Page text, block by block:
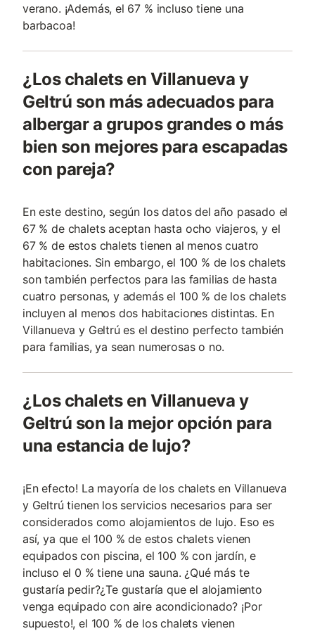
verano. ¡Además, el 67 % incluso tiene una
barbacoa!
¿Los chalets en Villanueva y
Geltrú son más adecuados para
albergar a grupos grandes o más
bien son mejores para escapadas
con pareja?
En este destino, según los datos del año pasado el
67 % de chalets aceptan hasta ocho viajeros, y el
67 % de estos chalets tienen al menos cuatro
habitaciones. Sin embargo, el 100 % de los chalets
son también perfectos para las familias de hasta
cuatro personas, y además el 100 % de los chalets
incluyen al menos dos habitaciones distintas. En
Villanueva y Geltrú es el destino perfecto también
para familias, ya sean numerosas o no.
¿Los chalets en Villanueva y
Geltrú son la mejor opción para
una estancia de lujo?
¡En efecto! La mayoría de los chalets en Villanueva
y Geltrú tienen los servicios necesarios para ser
considerados como alojamientos de lujo. Eso es
así, ya que el 100 % de estos chalets vienen
equipados con piscina, el 100 % con jardín, e
incluso el 0 % tiene una sauna. ¿Qué más te
gustaría pedir?¿Te gustaría que el alojamiento
venga equipado con aire acondicionado? ¡Por
supuesto!, el 100 % de los chalets vienen